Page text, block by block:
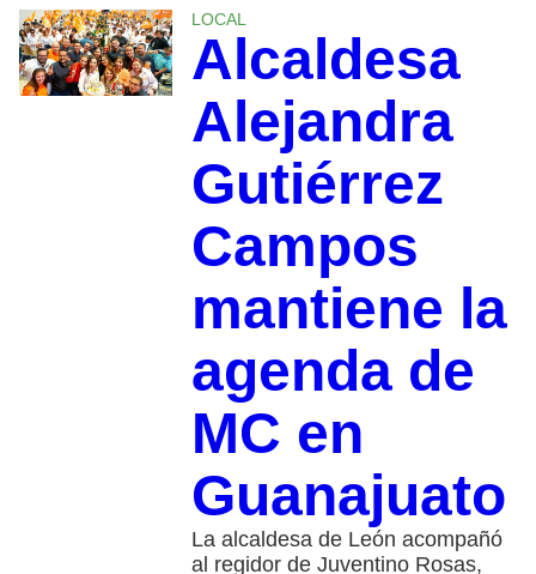
LOCAL
Alcaldesa
Alejandra
Gutiérrez
Campos
mantiene la
agenda de
MC en
Guanajuato
La alcaldesa de León acompañó
al regidor de Juventino Rosas,